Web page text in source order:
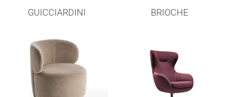
GUICCIARDINI BRIOCHE